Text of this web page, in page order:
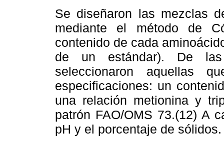
Se diseñaron las mezclas
mediante el método de
contenido de cada
de un estándar). De las
seleccionaron aquellas
especificaciones: un
una relación metionina y
patrón FAO/OMS 73.(12) A
pH y el porcentaje de sólidos.